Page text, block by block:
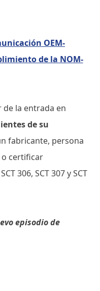
OEM-
de la NOM-
la entrada en
de su
fabricante, persona
certificar
306, SCT 307 y SCT
episodio de